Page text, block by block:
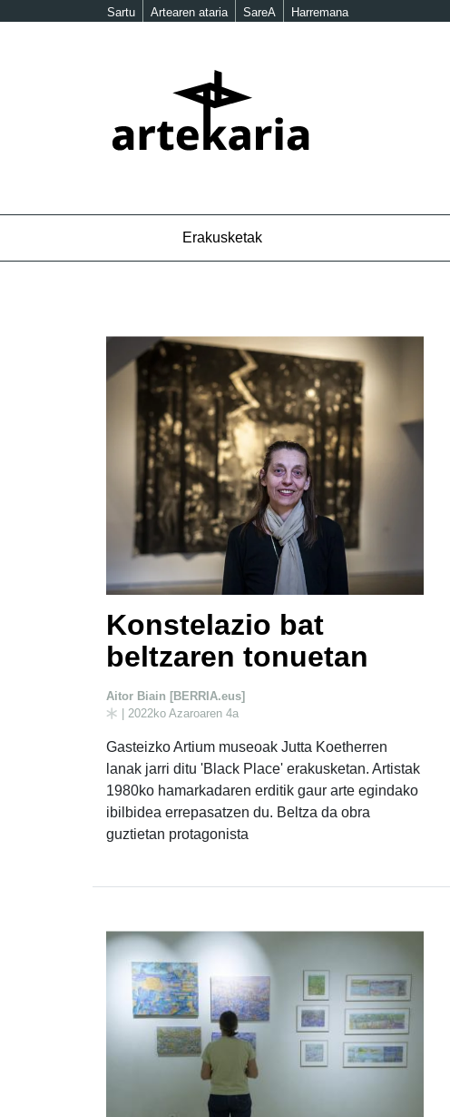
Sartu Artearen ataria SareA Harremana
Erakusketak
Konstelazio bat
beltzaren tonuetan
Aitor Biain [BERRIA.eus]
| 2022ko Azaroaren 4a
Gasteizko Artium museoak Jutta Koetherren
lanak jarri ditu 'Black Place' erakusketan. Artistak
1980ko hamarkadaren erditik gaur arte egindako
ibilbidea errepasatzen du. Beltza da obra
guztietan protagonista